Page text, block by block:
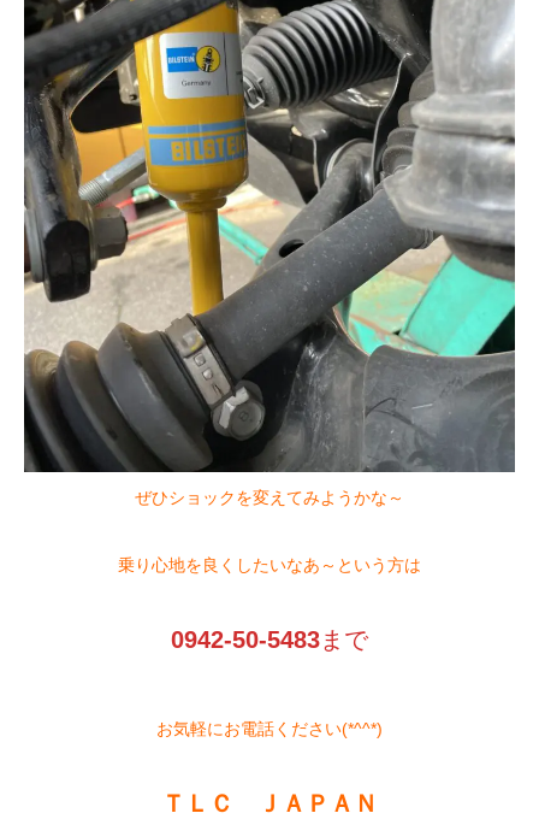
ぜひショックを変えてみようかな～
乗り心地を良くしたいなあ～という方は
0942-50-5483まで
お気軽にお電話ください(*^^*)
ＴＬＣ ＪＡＰＡＮ